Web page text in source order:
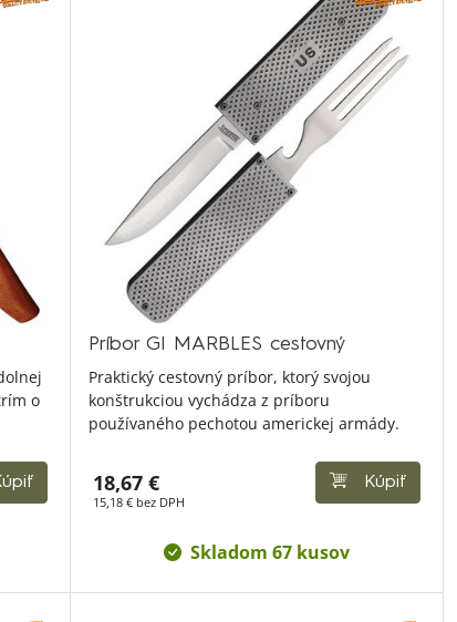
o
Príbor GI MARBLES cestovný
Praktický cestovný príbor, ktorý svojou
konštrukciou vychádza z príboru
používaného pechotou americkej armády.
18,67 €
15,18 € bez DPH
Kúpiť
Skladom 67 kusov